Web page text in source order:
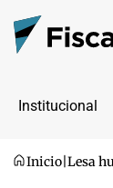
Institucional
Inicio Lesa